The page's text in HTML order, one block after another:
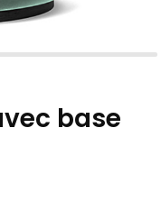
base